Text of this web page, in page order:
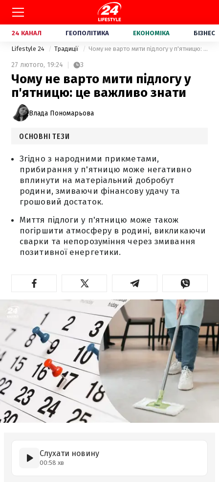
24 КАНАЛ ГЕОПОЛІТИКА ЕКОНОМІКА БІЗНЕС
Lifestyle 24 Традиції Чому не варто мити підлогу у п'ятницю: це важливо знати
27 лютого, 19:24 3
Чому не варто мити підлогу у
п'ятницю: це важливо знати
Влада Пономарьова
ОСНОВНІ ТЕЗИ
Згідно з народними прикметами,
прибирання у п'ятницю може негативно
вплинути на матеріальний добробут
родини, змиваючи фінансову удачу та
грошовий достаток.
Миття підлоги у п'ятницю може також
погіршити атмосферу в родині, викликаючи
сварки та непорозуміння через змивання
позитивної енергетики.
Слухати новину
00:58 хв